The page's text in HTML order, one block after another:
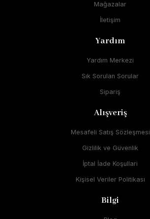
Mağazalar
İletişim
Yardım
Yardım Merkezi
Sık Sorulan Sorular
Sipariş
Alışveriş
Mesafeli Satış Sözleşmesi
Gizlilik ve Güvenlik
İptal İade Koşullari
Kişisel Veriler Politikası
Bilgi